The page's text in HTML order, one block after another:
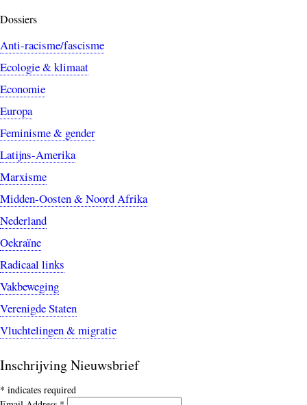
Dossiers
Anti-racisme/fascisme
Ecologie & klimaat
Economie
Europa
Feminisme & gender
Latijns-Amerika
Marxisme
Midden-Oosten & Noord Afrika
Nederland
Oekraïne
Radicaal links
Vakbeweging
Verenigde Staten
Vluchtelingen & migratie
Inschrijving Nieuwsbrief
* indicates required